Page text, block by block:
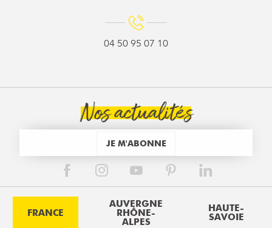
04 50 95 07 10
Nos actualités
JE M'ABONNE
FRANCE
AUVERGNE
RHÔNE-
ALPES
HAUTE-
SAVOIE